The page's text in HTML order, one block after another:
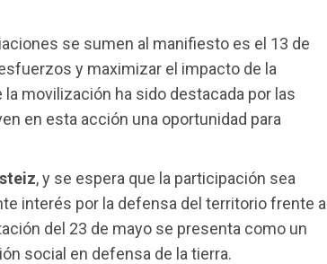
se sumen al manifiesto es el 13 de
y maximizar el impacto de la
movilización ha sido destacada por las
en esta acción una oportunidad para
, y se espera que la participación sea
interés por la defensa del territorio frente a
del 23 de mayo se presenta como un
social en defensa de la tierra.